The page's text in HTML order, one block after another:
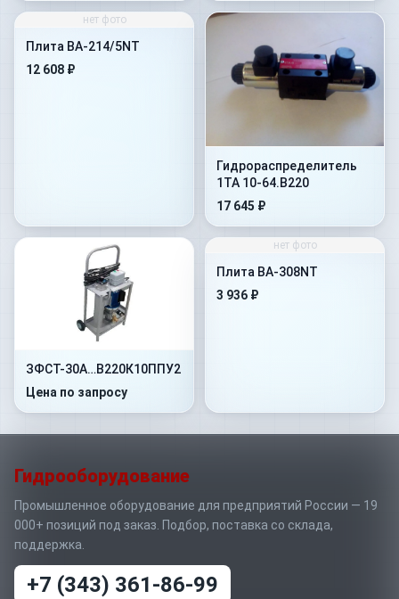
нет фото
Плита BA-214/5NT
12 608 ₽
Гидрораспределитель
1ТА 10-64.В220
17 645 ₽
ЗФСТ-30А…В220К10ППУ2
Цена по запросу
нет фото
Плита BA-308NT
3 936 ₽
Гидрооборудование
Промышленное оборудование для предприятий России — 19
000+ позиций под заказ. Подбор, поставка со склада,
поддержка.
+7 (343) 361-86-99